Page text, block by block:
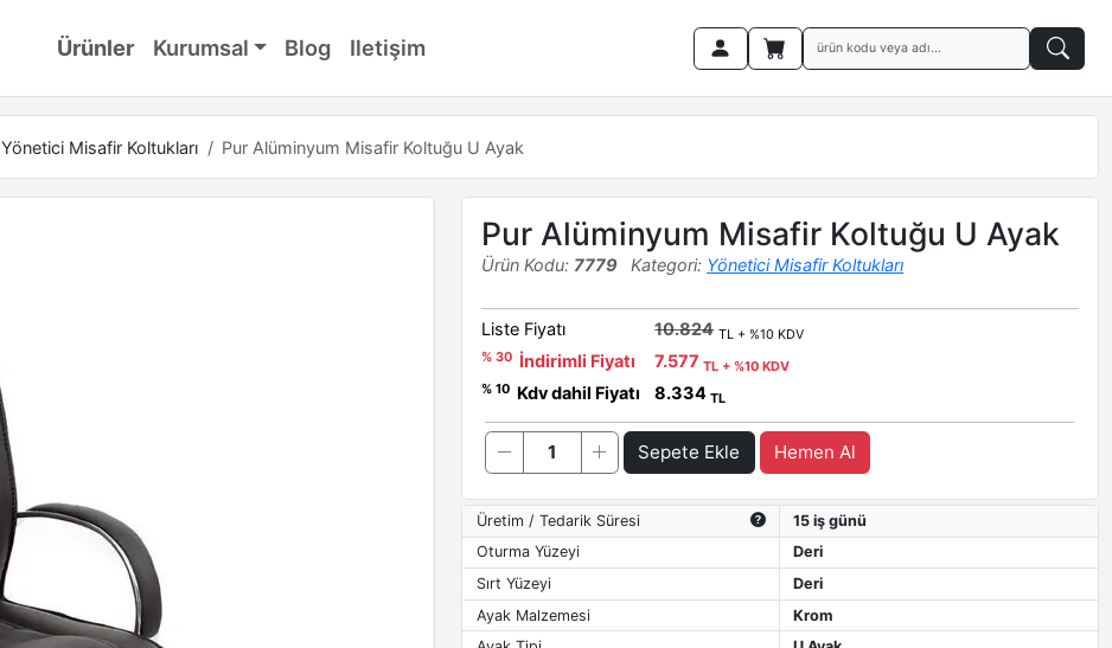
Ürünler Kurumsal Blog Iletişim
Yönetici Misafir Koltukları Pur Alüminyum Misafir Koltuğu U Ayak
Pur Alüminyum Misafir Koltuğu U Ayak
Ürün Kodu: 7779 Kategori: Yönetici Misafir Koltukları
Liste Fiyatı 10.824 TL + %10 KDV
% 30 İndirimli Fiyatı 7.577TL + %10 KDV
% 10 Kdv dahil Fiyatı 8.334TL
Sepete Ekle Hemen Al
Üretim / Tedarik Süresi
15 iş günü
Oturma Yüzeyi
Deri
Sırt Yüzeyi
Deri
Ayak Malzemesi
Krom